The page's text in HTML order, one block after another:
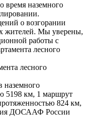
время наземного
о возгорании
жителей. Мы уверены,
работы с
лесного
лесного
наземного
5198 км, 1 маршрут
824 км,
ДОСААФ России